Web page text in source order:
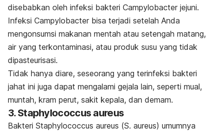
disebabkan oleh infeksi bakteri Campylobacter jejuni.
Infeksi Campylobacter bisa terjadi setelah Anda
mengonsumsi makanan mentah atau setengah matang,
air yang terkontaminasi, atau produk susu yang tidak
dipasteurisasi.
Tidak hanya diare, seseorang yang terinfeksi bakteri
jahat ini juga dapat mengalami gejala lain, seperti mual,
muntah, kram perut, sakit kepala, dan demam.
3. Staphylococcus aureus
Bakteri Staphylococcus aureus (S. aureus) umumnya